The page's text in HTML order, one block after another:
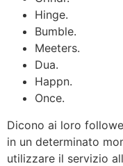
Hinge.
Bumble.
Meeters.
Dua.
Happn.
Once.
Dicono ai loro
in un determinato
utilizzare il servizio